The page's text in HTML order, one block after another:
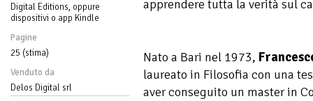
Digital Editions, oppure
dispositivi o app Kindle
Pagine
25 (stima)
Venduto da
Delos Digital srl
apprendere tutta la verità sul
Nato a Bari nel 1973,
laureato in Filosofia con una
aver conseguito un master in